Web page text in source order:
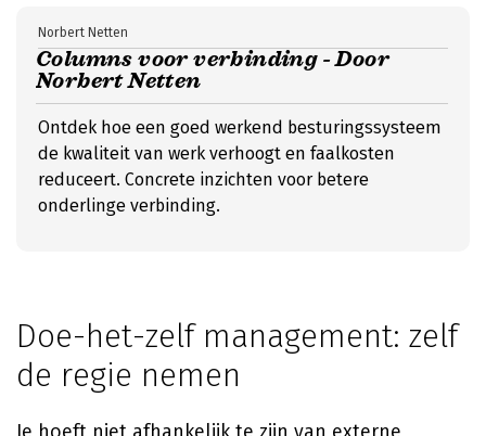
Columns voor verbinding - Door
Norbert Netten
Norbert Netten
Ontdek hoe een goed werkend besturingssysteem
de kwaliteit van werk verhoogt en faalkosten
reduceert. Concrete inzichten voor betere
onderlinge verbinding.
Doe-het-zelf management: zelf
de regie nemen